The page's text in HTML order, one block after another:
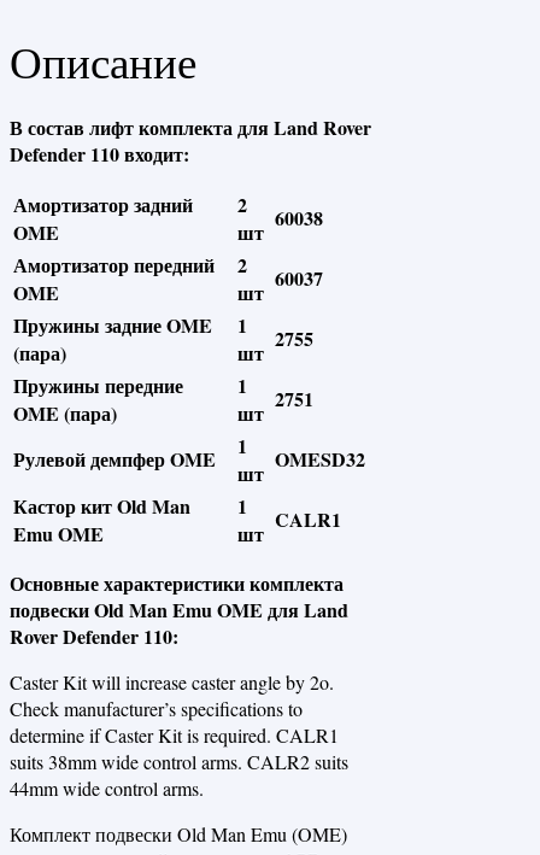
Описание
В состав лифт комплекта для Land Rover
Defender 110 входит:
Амортизатор задний
OME
2
шт
60038
Амортизатор передний
OME
2
шт
60037
Пружины задние OME
(пара)
1
шт
2755
Пружины передние
OME (пара)
1
шт
2751
Рулевой демпфер OME
1
шт
OMESD32
Кастор кит Old Man
Emu OME
1
шт
CALR1
Основные характеристики комплекта
подвески Old Man Emu OME для Land
Rover Defender 110:
Caster Kit will increase caster angle by 2o.
Check manufacturer’s specifications to
determine if Caster Kit is required. CALR1
suits 38mm wide control arms. CALR2 suits
44mm wide control arms.
Комплект подвески Old Man Emu (OME)